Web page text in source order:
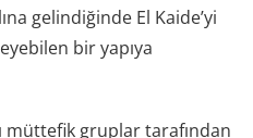
gelindiğinde El Kaide’yi
bir yapıya
müttefik gruplar tarafından